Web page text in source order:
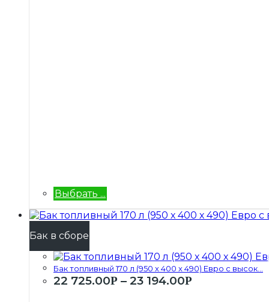
Выбрать ...
Бак в сборе
Бак топливный 170 л (950 х 400 х 490) Евро с высок...
22 725.00Р – 23 194.00Р